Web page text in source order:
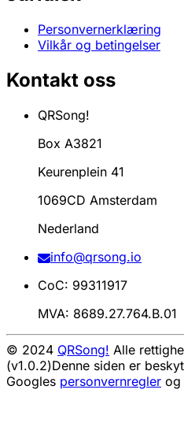
Personvernerklæring
Vilkår og betingelser
Kontakt oss
QRSong!
Box A3821
Keurenplein 41
1069CD Amsterdam
Nederland
info@qrsong.io
CoC: 99311917
MVA: 8689.27.764.B.01
© 2024 QRSong! Alle
(v1.0.2)Denne siden er
Googles personvernregler og